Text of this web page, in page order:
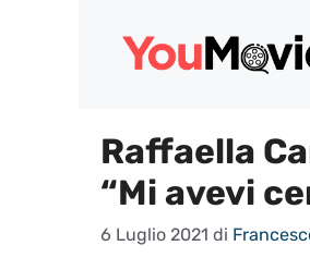
Raffaella
“Mi avevi
6 Luglio 2021 di